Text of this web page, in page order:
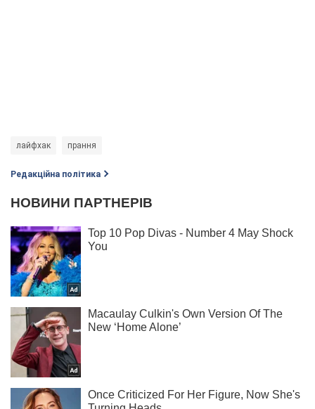
лайфхак прання
Редакційна політика